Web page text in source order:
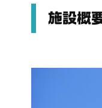
施設概